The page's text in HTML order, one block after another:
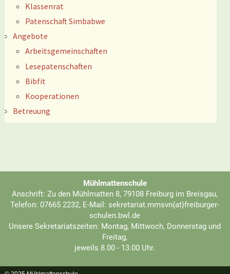
Klassenrat
Patenschaft Simbabwe
Angebote
Arbeitsgemeinschaften
Lesepatenschaften
Bibfit
Kooperationen
Betreuung
Mühlmattenschule
Anschrift: Zu den Mühlmatten 8, 79108 Freiburg im Breisgau,
Telefon: 07665 2232, E-Mail: sekretariat.mmsvn{at}freiburger-
schulen.bwl.de
Unsere Sekretariatszeiten: Montag, Mittwoch, Donnerstag und
Freitag,
jeweils 8.00 - 13.00 Uhr.